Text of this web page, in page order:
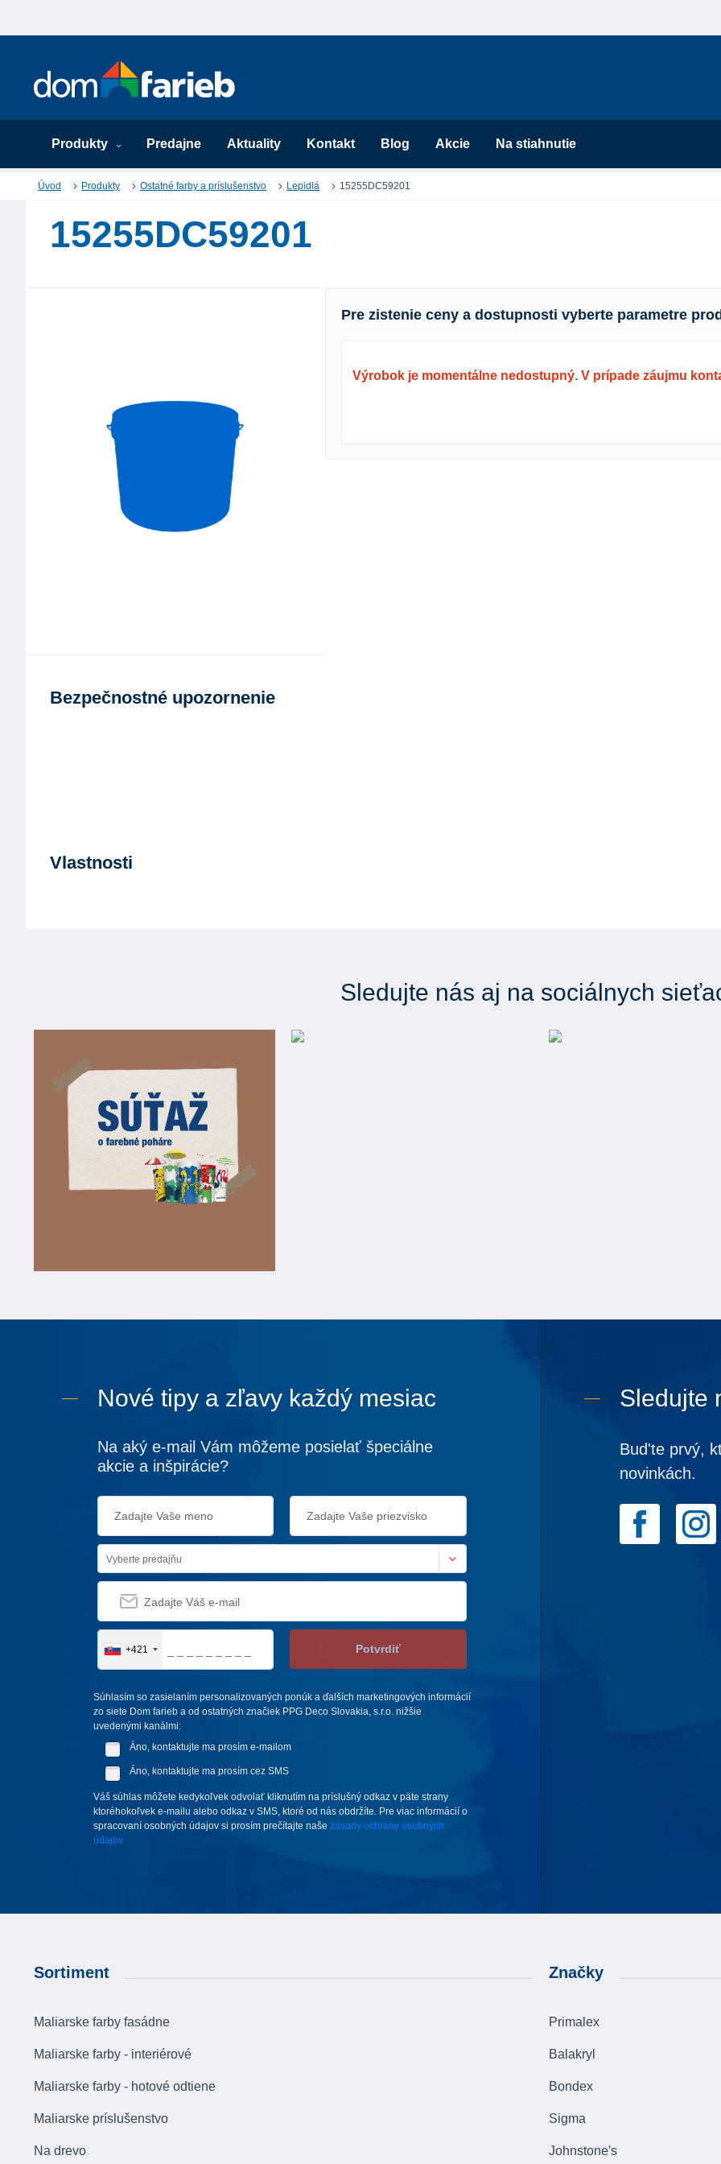
Produkty Predajne Aktuality Kontakt Blog Akcie Na stiahnutie
Úvod Produkty Ostatné farby a príslušenstvo Lepidlá 15255DC59201
15255DC59201
Bezpečnostné upozornenie
Vlastnosti
Pre zistenie ceny a dostupnosti vyberte parametre
Výrobok je momentálne nedostupný. V prípade záujmu
Sledujte nás aj na sociálnych
Nové tipy a zľavy každý mesiac
Na aký e-mail Vám môžeme posielať špeciálne
akcie a inšpirácie?
Vyberte predajňu
+421 Potvrdiť
Súhlasím so zasielaním personalizovaných ponúk a ďalších marketingových informácií
zo siete Dom farieb a od ostatných značiek PPG Deco Slovakia, s.r.o. nižšie
uvedenými kanálmi:
Áno, kontaktujte ma prosím e-mailom
Áno, kontaktujte ma prosím cez SMS
Váš súhlas môžete kedykoľvek odvolať kliknutím na príslušný odkaz v päte strany
ktoréhokoľvek e-mailu alebo odkaz v SMS, ktoré od nás obdržíte. Pre viac informácií o
spracovaní osobných údajov si prosím prečítajte naše zásady ochrany osobných
údajov
Sledujte
Bud'te prvý,
novinkách.
Sortiment
Maliarske farby fasádne
Maliarske farby - interiérové
Maliarske farby - hotové odtiene
Maliarske príslušenstvo
Na drevo
Značky
Primalex
Balakryl
Bondex
Sigma
Johnstone's